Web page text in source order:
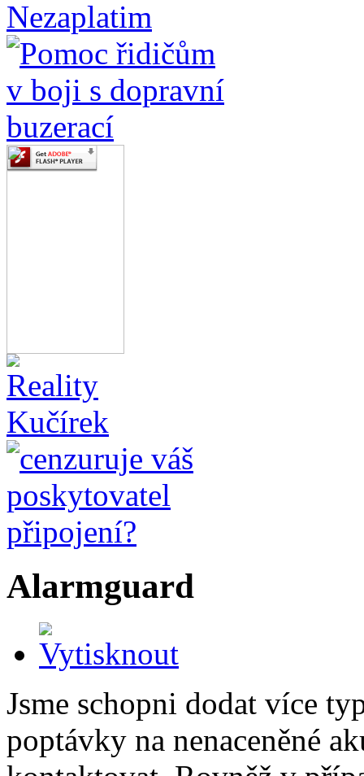
Alarmguard
Jsme schopni dodat více
poptávky na nenaceněné